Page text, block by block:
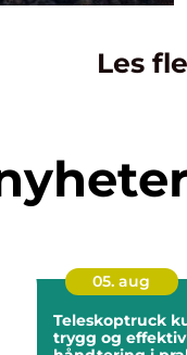
Les
05. aug
Teleskoptruck
trygg og effektiv